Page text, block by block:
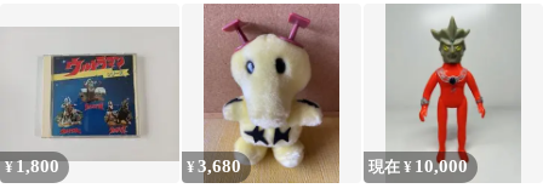
2000年 17cm 旧サイズ
¥1,800 ¥3,680 現在 ¥ 10,000